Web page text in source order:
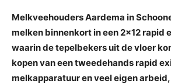
Melkveehouders Aardema in
melken binnenkort in een 2×12 rapid
waarin de tepelbekers uit de vloer
kopen van een tweedehands rapid
melkapparatuur en veel eigen